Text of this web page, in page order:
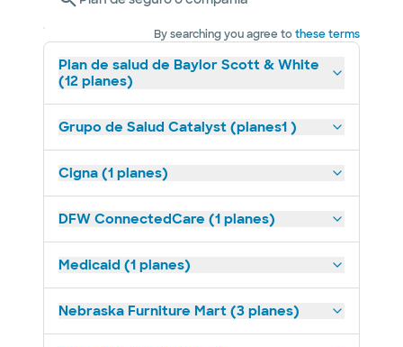
By searching you agree tothese terms
Plan de salud de Baylor Scott & White
(12 planes)
Grupo de Salud Catalyst (planes1 )
Cigna (1 planes)
DFW ConnectedCare (1 planes)
Medicaid (1 planes)
Nebraska Furniture Mart (3 planes)